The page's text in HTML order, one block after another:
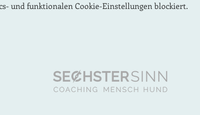
und funktionalen Cookie-Einstellungen blockiert.